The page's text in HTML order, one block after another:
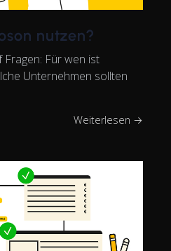
nutzen?
Für wen ist
Unternehmen sollten
Weiterlesen →